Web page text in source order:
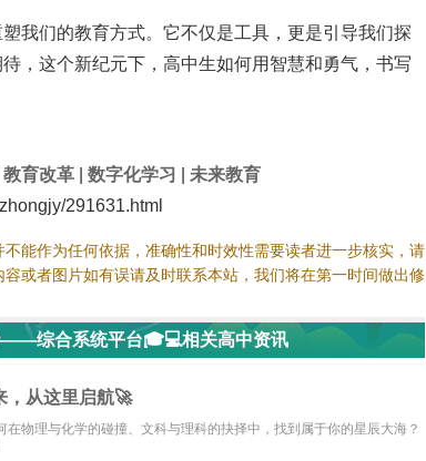
我们的教育方式。它不仅是工具，更是引导我们探
，这个新纪元下，高中生如何用智慧和勇气，书写
教育改革 数字化学习
未来教育
291631.html
能作为任何依据，准确性和时效性需要读者进一步核实，请
或者图片如有误请及时联系本站，我们将在第一时间做出修
——综合系统平台🎓💻相关高中资讯
，从这里启航🚀
物理与化学的碰撞、文科与理科的抉择中，找到属于你的星辰大海？